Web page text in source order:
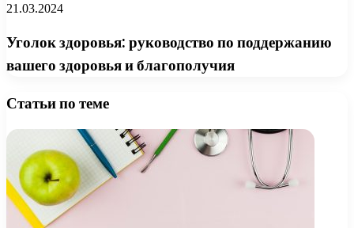
21.03.2024
Уголок здоровья: руководство по поддержанию
вашего здоровья и благополучия
Статьи по теме